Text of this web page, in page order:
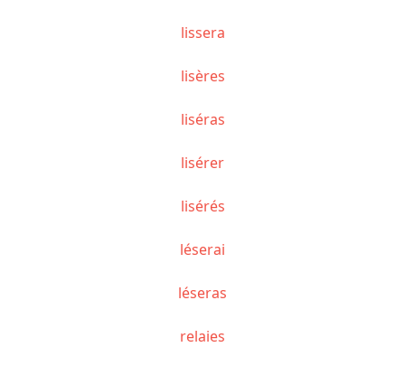
lissera
lisères
liséras
lisérer
lisérés
léserai
léseras
relaies